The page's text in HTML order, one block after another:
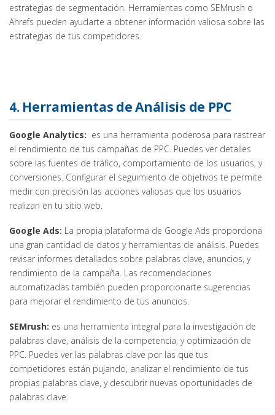
estrategias de segmentación. Herramientas como SEMrush o
Ahrefs pueden ayudarte a obtener información valiosa sobre las
estrategias de tus competidores.
4. Herramientas de Análisis de PPC
Google Analytics: es una herramienta poderosa para rastrear
el rendimiento de tus campañas de PPC. Puedes ver detalles
sobre las fuentes de tráfico, comportamiento de los usuarios, y
conversiones. Configurar el seguimiento de objetivos te permite
medir con precisión las acciones valiosas que los usuarios
realizan en tu sitio web.
Google Ads: La propia plataforma de Google Ads proporciona
una gran cantidad de datos y herramientas de análisis. Puedes
revisar informes detallados sobre palabras clave, anuncios, y
rendimiento de la campaña. Las recomendaciones
automatizadas también pueden proporcionarte sugerencias
para mejorar el rendimiento de tus anuncios.
SEMrush: es una herramienta integral para la investigación de
palabras clave, análisis de la competencia, y optimización de
PPC. Puedes ver las palabras clave por las que tus
competidores están pujando, analizar el rendimiento de tus
propias palabras clave, y descubrir nuevas oportunidades de
palabras clave.